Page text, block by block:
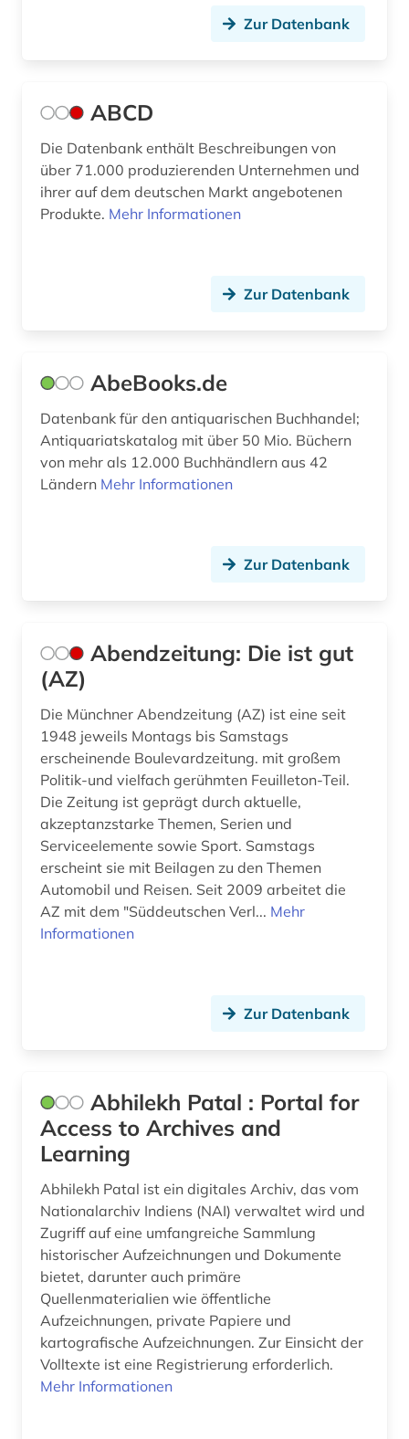
berufung professur (2)
besoldungsrecht (1)
bestand (4)
betriebsrat (1)
bevölkerung (2)
bewusstsein (1)
bezeichnungslehre (1)
bezugsquelle (1)
bhutan (1)
bibiografie 1472-1700 (1)
bibliographie 1470-1960 (1)
bibliographie 1700-1944 (1)
bibliographie 1886-1957 (1)
bibliographie 1945-2002 (1)
bibliographie 1997 - 2001 (1)
bibliographie 1998 - 2000 (1)
bibliographie bis 1900 (1)
Zur Datenbank
ABCD
Die Datenbank enthält Beschreibungen von
über 71.000 produzierenden Unternehmen und
ihrer auf dem deutschen Markt angebotenen
Produkte. Mehr Informationen
Zur Datenbank
AbeBooks.de
Datenbank für den antiquarischen Buchhandel;
Antiquariatskatalog mit über 50 Mio. Büchern
von mehr als 12.000 Buchhändlern aus 42
Ländern Mehr Informationen
Zur Datenbank
Abendzeitung: Die ist gut
(AZ)
Die Münchner Abendzeitung (AZ) ist eine seit
1948 jeweils Montags bis Samstags
erscheinende Boulevardzeitung. mit großem
Politik-und vielfach gerühmten Feuilleton-Teil.
Die Zeitung ist geprägt durch aktuelle,
akzeptanzstarke Themen, Serien und
Serviceelemente sowie Sport. Samstags
erscheint sie mit Beilagen zu den Themen
Automobil und Reisen. Seit 2009 arbeitet die
AZ mit dem "Süddeutschen Verl... Mehr
Informationen
Zur Datenbank
Abhilekh Patal : Portal for
Access to Archives and
Learning
Abhilekh Patal ist ein digitales Archiv, das vom
Nationalarchiv Indiens (NAI) verwaltet wird und
Zugriff auf eine umfangreiche Sammlung
historischer Aufzeichnungen und Dokumente
bietet, darunter auch primäre
Quellenmaterialien wie öffentliche
Aufzeichnungen, private Papiere und
kartografische Aufzeichnungen. Zur Einsicht der
Volltexte ist eine Registrierung erforderlich.
Mehr Informationen